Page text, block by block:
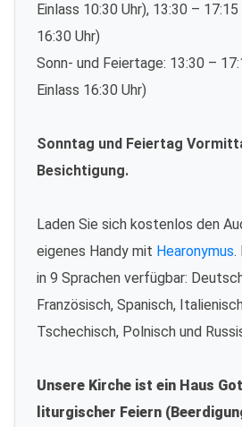
Einlass 10:30 Uhr), 13:30 –
16:30 Uhr)
Sonn- und Feiertage: 13:30 –
Einlass 16:30 Uhr)
Sonntag und Feiertag
Besichtigung.
Laden Sie sich kostenlos den
eigenes Handy mit Hearonymus.
in 9 Sprachen verfügbar:
Französisch, Spanisch,
Tschechisch, Polnisch und
Unsere Kirche ist ein Haus
liturgischer Feiern